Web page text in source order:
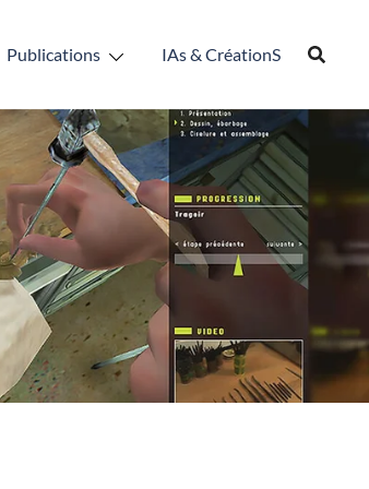
Publications IAs & CréationS